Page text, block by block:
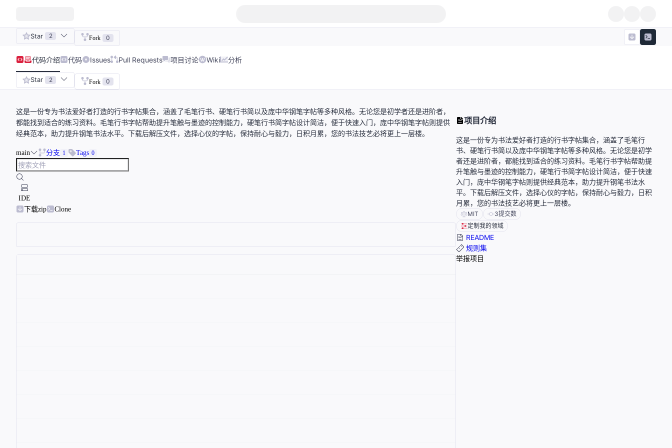
Star 2 Fork 0
代码介绍 代码 Issues Pull Requests 项目讨论 Wiki 分析
Star 2 Fork 0
这是一份专为书法爱好者打造的行书字帖集合，涵盖了毛笔行书、硬笔行书简以及庞中华钢笔字帖等多种风格。无论您是初学者还是进阶者，
都能找到适合的练习资料。毛笔行书字帖帮助提升笔触与墨迹的控制能力，硬笔行书简字帖设计简洁，便于快速入门，庞中华钢笔字帖则提供
经典范本，助力提升钢笔书法水平。下载后解压文件，选择心仪的字帖，保持耐心与毅力，日积月累，您的书法技艺必将更上一层楼。
main 分支 1 Tags 0
IDE
下载zip
Clone
项目介绍
这是一份专为书法爱好者打造的行书字帖集合，涵盖了毛笔行
书、硬笔行书简以及庞中华钢笔字帖等多种风格。无论您是初学
者还是进阶者，都能找到适合的练习资料。毛笔行书字帖帮助提
升笔触与墨迹的控制能力，硬笔行书简字帖设计简洁，便于快速
入门，庞中华钢笔字帖则提供经典范本，助力提升钢笔书法水
平。下载后解压文件，选择心仪的字帖，保持耐心与毅力，日积
月累，您的书法技艺必将更上一层楼。
MIT 3提交数
定制我的领域
README
规则集
举报项目